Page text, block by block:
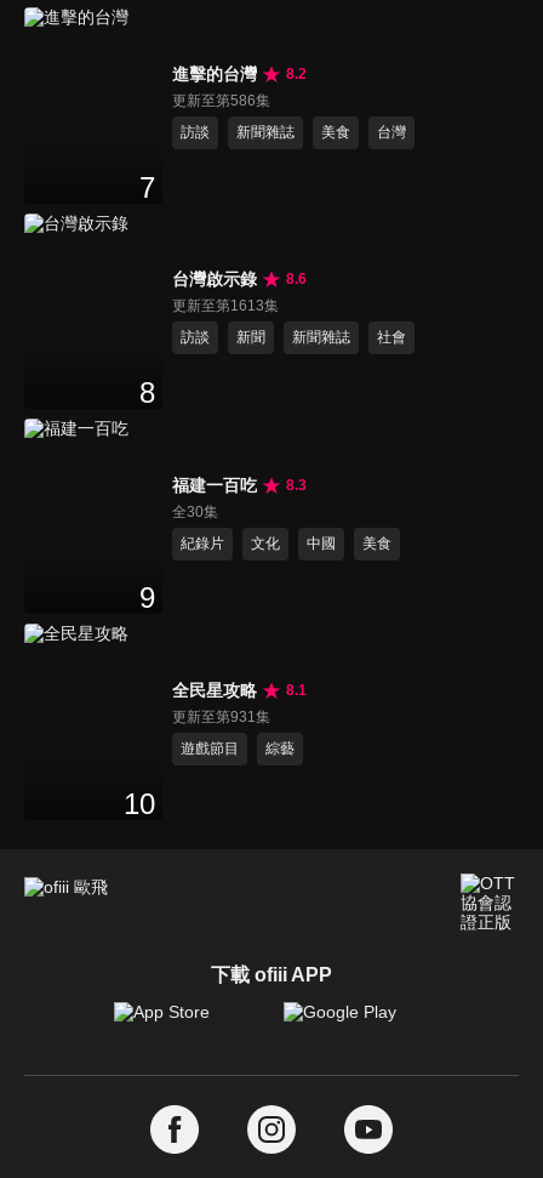
7
進擊的台灣
8.2
更新至第586集
訪談
新聞雜誌 美食 台灣
8
台灣啟示錄
8.6
更新至第1613集
訪談
新聞 新聞雜誌 社會
9
福建一百吃
8.3
全30集
紀錄片
文化 中國 美食
10
全民星攻略
8.1
更新至第931集
遊戲節目
綜藝
下載 ofiii APP